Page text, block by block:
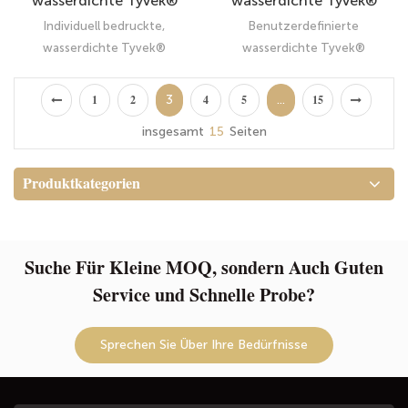
Nass-/Trocken-
Kosmetiktasche – Leichte
Individuell bedruckte,
wasserdichte Tyvek®
– Leichte kleine Strandtasche
Wet/Trockenkosmetische
Beutel - Leichter
Strandbeutel
Benutzerdefinierte
wasserdichte Tyvek®
Beutel ● Leichtes Zipper -
Strandbeutel
1 2 3 4 5 ... 15
insgesamt 15 Seiten
Produktkategorien
Suche Für Kleine MOQ, sondern Auch Guten
Service und Schnelle Probe?
Sprechen Sie Über Ihre Bedürfnisse